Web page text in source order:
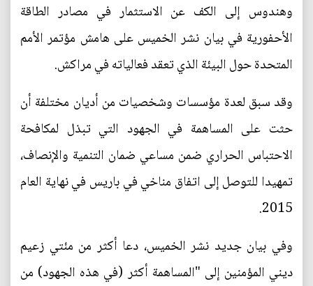
وهندوس إلى الكف عن الاستثمار في مصادر الطاقة
الأحفورية في بيان نشر الخميس على هامش مؤتمر الأمم
المتحدة حول البيئة الذي تعقد فعالياته في مراكش.
وقد سبق لعدة مؤسسات وشخصيات من أديان مختلفة أن
حثت على المساهمة في الجهود التي تبذل لمكافحة
الاحتباس الحراري ضمن مساعي ضمان التنمية والإنصاف،
تمهيدا للتوصل إلى اتفاق مناخي في باريس في نهاية العام
2015.
وفي بيان جديد نشر الخميس، دعا أكثر من مئتي زعيم
ديني المؤمنين إلى "المساهمة أكثر (في هذه الجهود) من